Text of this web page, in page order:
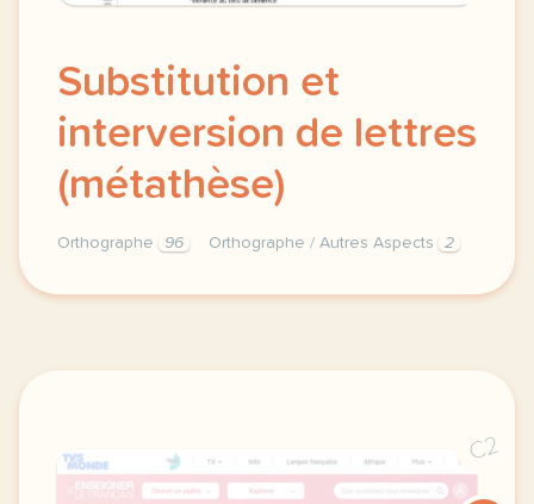
Substitution et
interversion de lettres
(métathèse)
Orthographe 96 Orthographe / Autres Aspects 2
orthographe d usage orthographe d usage
C2